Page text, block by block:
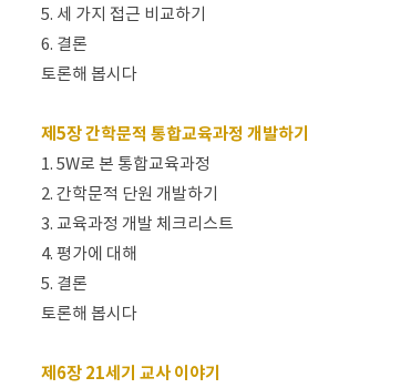
5. 세 가지 접근 비교하기
6. 결론
토론해 봅시다
제5장 간학문적 통합교육과정 개발하기
1. 5W로 본 통합교육과정
2. 간학문적 단원 개발하기
3. 교육과정 개발 체크리스트
4. 평가에 대해
5. 결론
토론해 봅시다
제6장 21세기 교사 이야기